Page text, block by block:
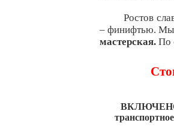
Ростов
– финифтью. Мы
мастерская. По
ВКЛЮЧЕНО: